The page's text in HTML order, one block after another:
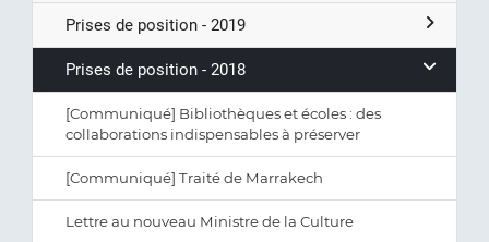
Prises de position - 2019
Prises de position - 2018
[Communiqué] Bibliothèques et écoles : des
collaborations indispensables à préserver
[Communiqué] Traité de Marrakech
Lettre au nouveau Ministre de la Culture